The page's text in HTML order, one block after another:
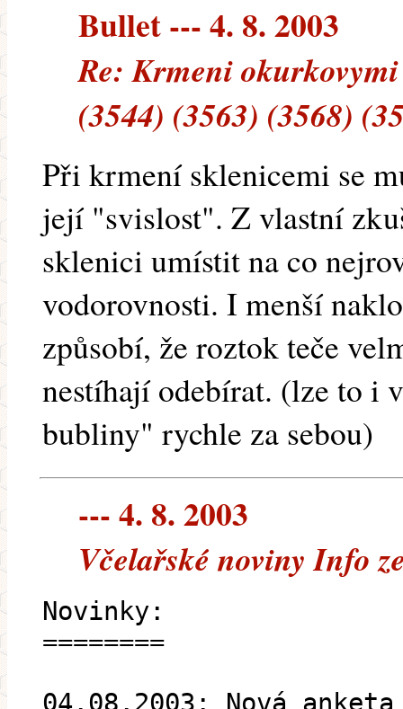
Bullet --- 4. 8. 2003
Re: Krmeni
(3544) (3563) (3568)
Při krmení sklenicemi se
její "svislost". Z vlastní
sklenici umístit na co
vodorovnosti. I menší
způsobí, že roztok teče
nestíhají odebírat. (lze to i
bubliny" rychle za sebou)
--- 4. 8. 2003
Včelařské noviny Info
Novinky:
========